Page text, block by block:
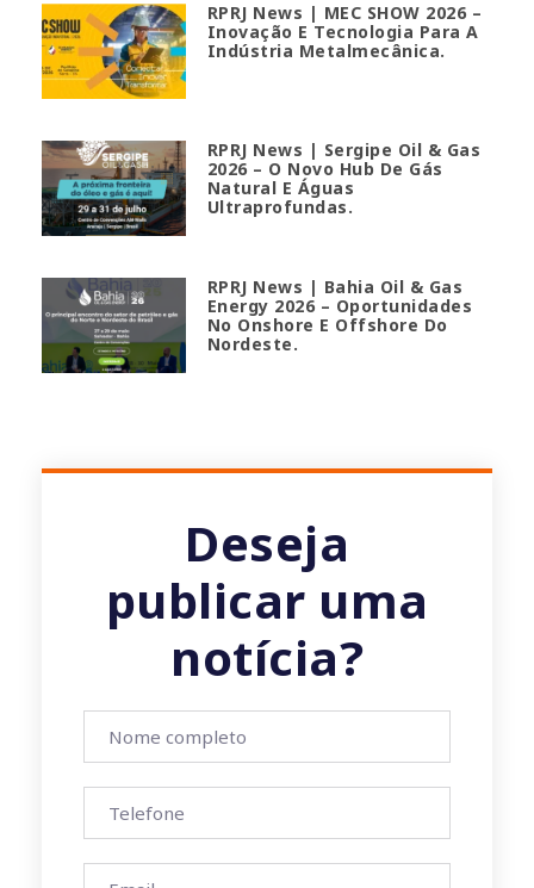
RPRJ News | MEC SHOW 2026 –
Inovação E Tecnologia Para A
Indústria Metalmecânica.
RPRJ News | Sergipe Oil & Gas
2026 – O Novo Hub De Gás
Natural E Águas
Ultraprofundas.
RPRJ News | Bahia Oil & Gas
Energy 2026 – Oportunidades
No Onshore E Offshore Do
Nordeste.
Deseja
publicar uma
notícia?